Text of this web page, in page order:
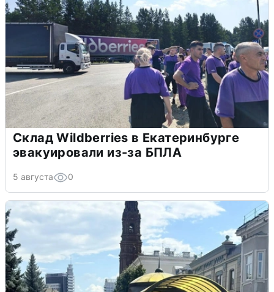
Склад Wildberries в Екатеринбурге
эвакуировали из-за БПЛА
5 августа 0